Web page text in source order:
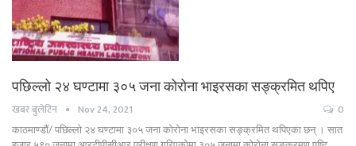
पछिल्लो २४ घण्टामा ३०५ जना कोरोना भाइरसका सङ्क्रमित थपिए
खबर बुलेटिन Nov 24, 2021 0
काठमाण्डौं/ पछिल्लो २४ घण्टामा ३०५ जना कोरोना भाइरसका सङ्क्रमित थपिएका छन् । सात